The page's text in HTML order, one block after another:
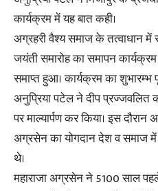
कार्यक्रम में यह बात कही।
अग्रहरी वैश्य समाज के तत्वाधान
जयंती समारोह का समापन
समाप्त हुआ। कार्यक्रम का शुभारम्भ
अनुप्रिया पटेल ने दीप प्रज्जवलित
पर माल्यार्पण कर किया। इस
अग्रसेन का योगदान देश व समाज
थे।
महाराजा अग्रसेन ने 5100 साल